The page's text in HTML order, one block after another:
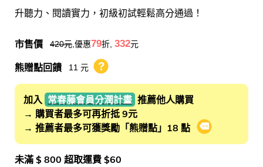
升聽力、閱讀實力，初級初試輕鬆高分通過！
市售價 420元 ,優惠79折, 332元
熊贈點回饋 11 元 熊贈點回饋辦法
加入 常春藤會員分潤計畫 推薦他人購買
→ 購買者最多可再折抵 9元
→ 推薦者最多可獲獎勵「熊贈點」18 點
會員推薦分潤
未滿 $ 800 超取運費 $60